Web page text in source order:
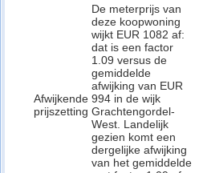
Afwijkende
prijszetting
De meterprijs van
deze koopwoning
wijkt EUR 1082 af:
dat is een factor
1.09 versus de
gemiddelde
afwijking van EUR
994 in de wijk
Grachtengordel-
West. Landelijk
gezien komt een
dergelijke afwijking
van het gemiddelde